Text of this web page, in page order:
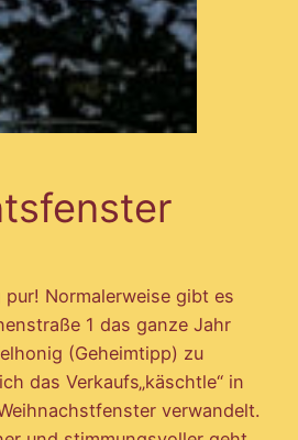
pur! Normalerweise gibt es
1 das ganze Jahr
(Geheimtipp) zu
das Verkaufs„käschtle“ in
verwandelt.